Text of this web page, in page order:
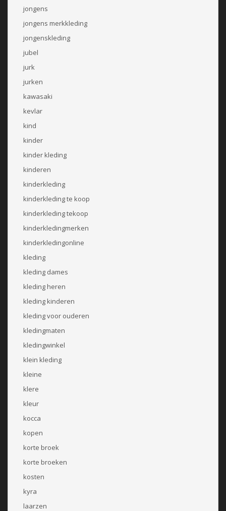
jongens
jongens merkkleding
jongenskleding
jubel
jurk
jurken
kawasaki
kevlar
kind
kinder
kinder kleding
kinderen
kinderkleding
kinderkleding te koop
kinderkleding tekoop
kinderkledingmerken
kinderkledingonline
kleding
kleding dames
kleding heren
kleding kinderen
kleding voor ouderen
kledingmaten
kledingwinkel
klein kleding
kleine
klere
kleur
kocca
kopen
korte broek
korte broeken
kosten
kyra
laarzen